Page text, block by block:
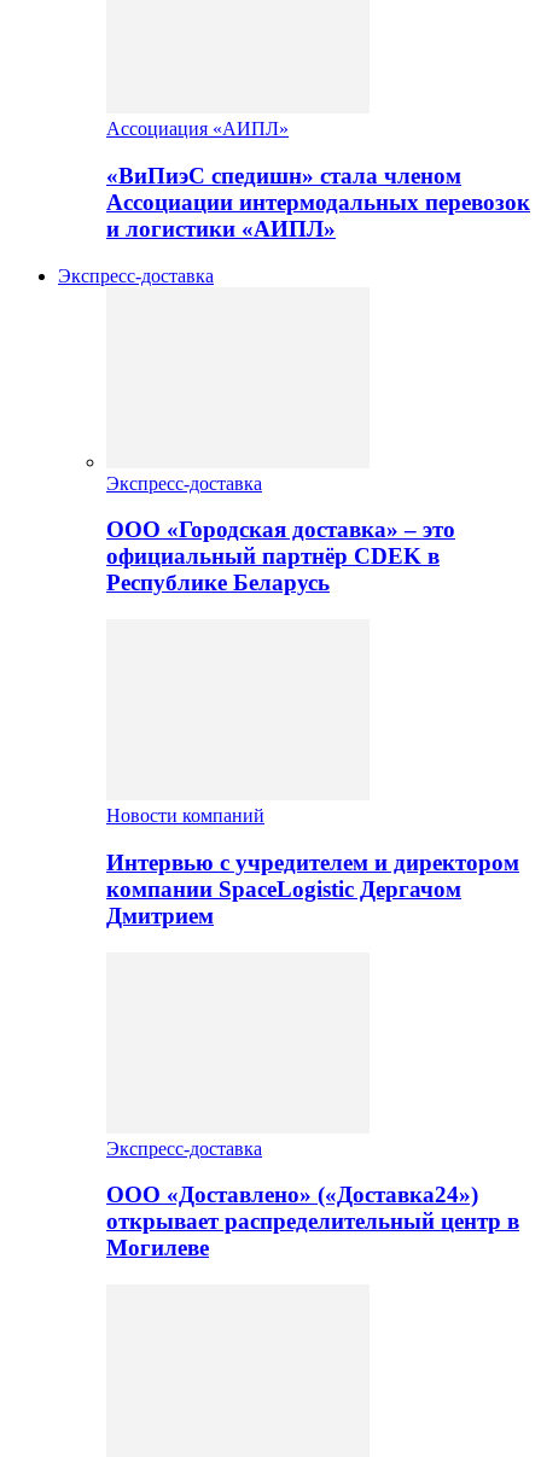
Ассоциация «АИПЛ»
«ВиПиэС спедишн» стала членом
Ассоциации интермодальных перевозок
и логистики «АИПЛ»
Экспресс-доставка
Экспресс-доставка
ООО «Городская доставка» – это
официальный партнёр CDEK в
Республике Беларусь
Новости компаний
Интервью с учредителем и директором
компании SpaceLogistic Дергачом
Дмитрием
Экспресс-доставка
ООО «Доставлено» («Доставка24»)
открывает распределительный центр в
Могилеве